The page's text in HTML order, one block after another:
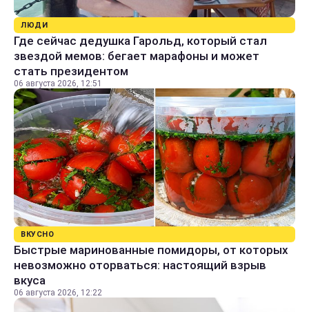
ЛЮДИ
Где сейчас дедушка Гарольд, который стал
звездой мемов: бегает марафоны и может
стать президентом
06 августа 2026, 12:51
ВКУСНО
Быстрые маринованные помидоры, от которых
невозможно оторваться: настоящий взрыв
вкуса
06 августа 2026, 12:22